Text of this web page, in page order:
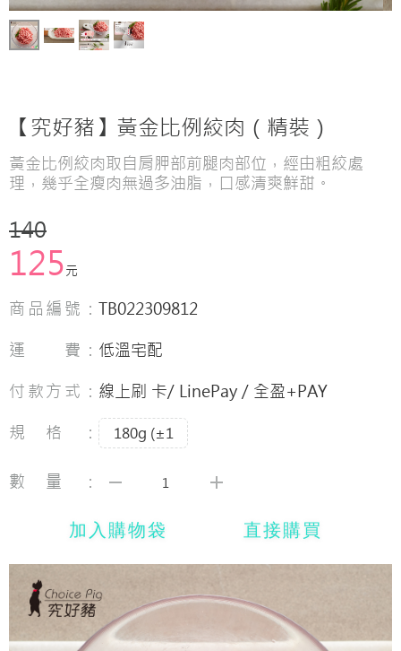
【究好豬】黃金比例絞肉（精裝）
黃金比例絞肉取自肩胛部前腿肉部位，經由粗絞處
理，幾乎全瘦肉無過多油脂，口感清爽鮮甜。
140
125元
商品編號： TB022309812
運 費： 低溫宅配
付款方式： 線上刷 卡/ LinePay / 全盈+PAY
規格：
180g (±1
數量：
加入購物袋 直接購買